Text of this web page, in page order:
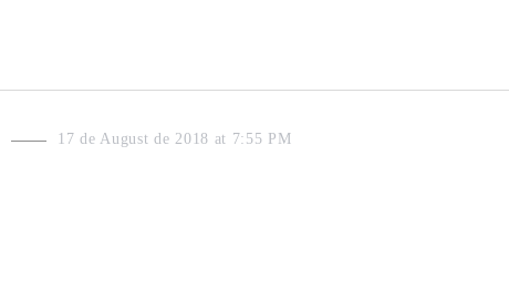
17 de August de 2018 at 7:55 PM